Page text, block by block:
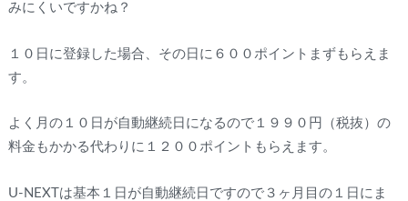
みにくいですかね？
１０日に登録した場合、その日に６００ポイントまずもらえま
す。
よく月の１０日が自動継続日になるので１９９０円（税抜）の
料金もかかる代わりに１２００ポイントもらえます。
U-NEXTは基本１日が自動継続日ですので３ヶ月目の１日にま